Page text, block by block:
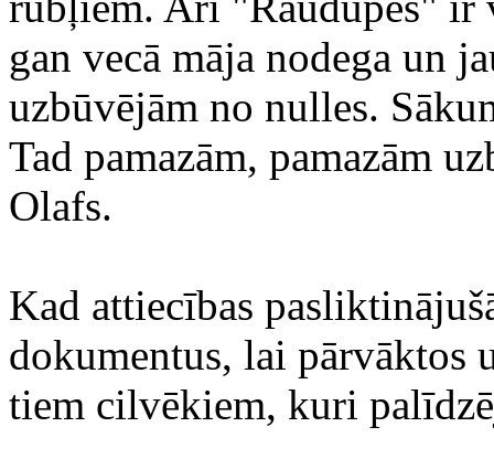
gan vecā māja nodega un
uzbūvējām no nulles.
Tad pamazām, pamazām
Olafs.
Kad attiecības
dokumentus, lai pārvāktos
tiem cilvēkiem, kuri